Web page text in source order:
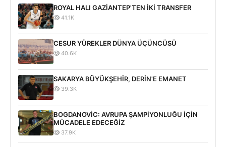
ROYAL HALI GAZİANTEP'TEN İKİ TRANSFER
41.1K
CESUR YÜREKLER DÜNYA ÜÇÜNCÜSÜ
40.6K
SAKARYA BÜYÜKŞEHİR, DERİN'E EMANET
39.3K
BOGDANOVİC: AVRUPA ŞAMPİYONLUĞU İÇİN
MÜCADELE EDECEĞİZ
37.9K